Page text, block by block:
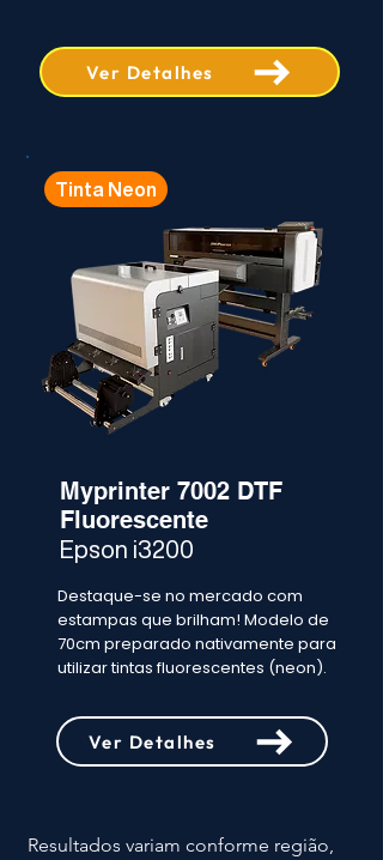
Ver Detalhes
Tinta Neon
Ver Detalhes
Myprinter 7002 DTF
Fluorescente
Epson i3200
Destaque-se no mercado com
estampas que brilham! Modelo de
70cm preparado nativamente para
utilizar tintas fluorescentes (neon).
Resultados variam conforme região,